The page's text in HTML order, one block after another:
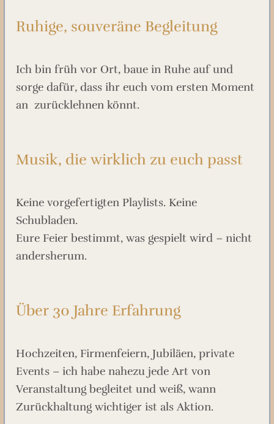
Ruhige, souveräne Begleitung
Ich bin früh vor Ort, baue in Ruhe auf und
sorge dafür, dass ihr euch vom ersten Moment
an zurücklehnen könnt.
Musik, die wirklich zu euch passt
Keine vorgefertigten Playlists. Keine
Schubladen.
Eure Feier bestimmt, was gespielt wird – nicht
andersherum.
Über 30 Jahre Erfahrung
Hochzeiten, Firmenfeiern, Jubiläen, private
Events – ich habe nahezu jede Art von
Veranstaltung begleitet und weiß, wann
Zurückhaltung wichtiger ist als Aktion.